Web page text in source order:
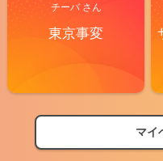
チーバ さん
東京事変
マイ
【ライブ動員ランキング】